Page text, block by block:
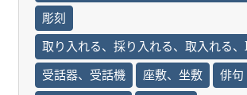
彫刻
取り入れる、採り入れる、取入れる
受話器、受話機
座敷、坐敷
俳句